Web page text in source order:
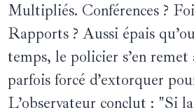
Multipliés. Conférences ?
Rapports ? Aussi épais
temps, le policier s’en
parfois forcé d’extorquer
L’observateur conclut : "Si